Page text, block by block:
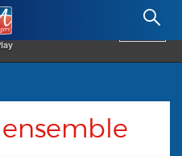
Angers.fr : Retour à l'accueil